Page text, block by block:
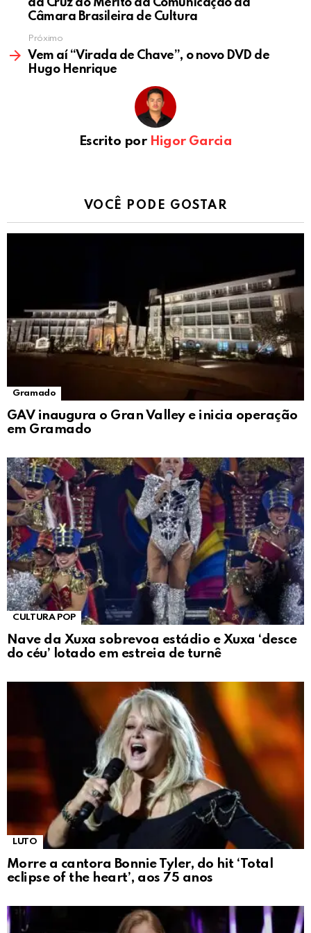
da Cruz do Mérito da Comunicação da
Câmara Brasileira de Cultura
Próximo
Vem aí “Virada de Chave”, o novo DVD de
Hugo Henrique
Escrito por Higor Garcia
VOCÊ PODE GOSTAR
Gramado
GAV inaugura o Gran Valley e inicia operação
em Gramado
CULTURA POP
Nave da Xuxa sobrevoa estádio e Xuxa ‘desce
do céu’ lotado em estreia de turnê
LUTO
Morre a cantora Bonnie Tyler, do hit ‘Total
eclipse of the heart’, aos 75 anos